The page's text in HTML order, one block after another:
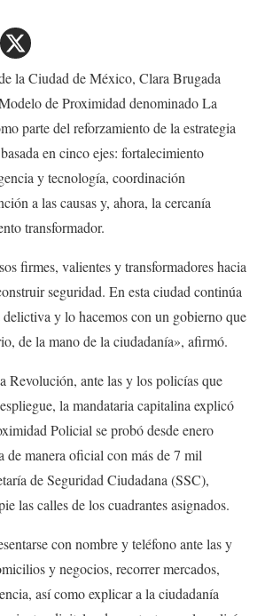
la Ciudad de México, Clara Brugada
de Proximidad denominado La
parte del reforzamiento de la estrategia
en cinco ejes: fortalecimiento
y tecnología, coordinación
a las causas y, ahora, la cercanía
transformador.
firmes, valientes y transformadores hacia
seguridad. En esta ciudad continúa
y lo hacemos con un gobierno que
de la mano de la ciudadanía», afirmó.
Revolución, ante las y los policías que
la mandataria capitalina explicó
Policial se probó desde enero
de manera oficial con más de 7 mil
de Seguridad Ciudadana (SSC),
las calles de los cuadrantes asignados.
con nombre y teléfono ante las y
y negocios, recorrer mercados,
así como explicar a la ciudadanía